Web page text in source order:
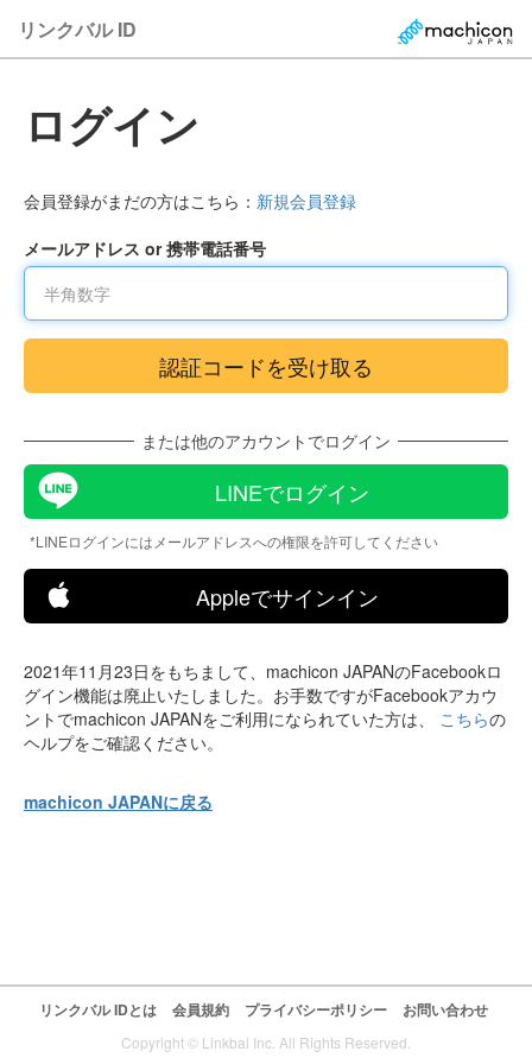
リンクバル ID
ログイン
会員登録がまだの方はこちら： 新規会員登録
メールアドレス or 携帯電話番号
または他のアカウントでログイン
LINEでログイン
*LINEログインにはメールアドレスへの権限を許可してください
Appleでサインイン
2021年11月23日をもちまして、machicon JAPANのFacebookロ
グイン機能は廃止いたしました。お手数ですがFacebookアカウ
ントでmachicon JAPANをご利用になられていた方は、 こちらの
ヘルプをご確認ください。
machicon JAPANに戻る
リンクバル IDとは 会員規約 プライバシーポリシー お問い合わせ
Copyright © Linkbal Inc. All Rights Reserved.